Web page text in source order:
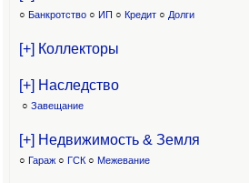
○ Банкротство ○ ИП ○ Кредит ○ Долги
[+] Коллекторы
[+] Наследство
○ Завещание
[+] Недвижимость & Земля
○ Гараж ○ ГСК ○ Межевание